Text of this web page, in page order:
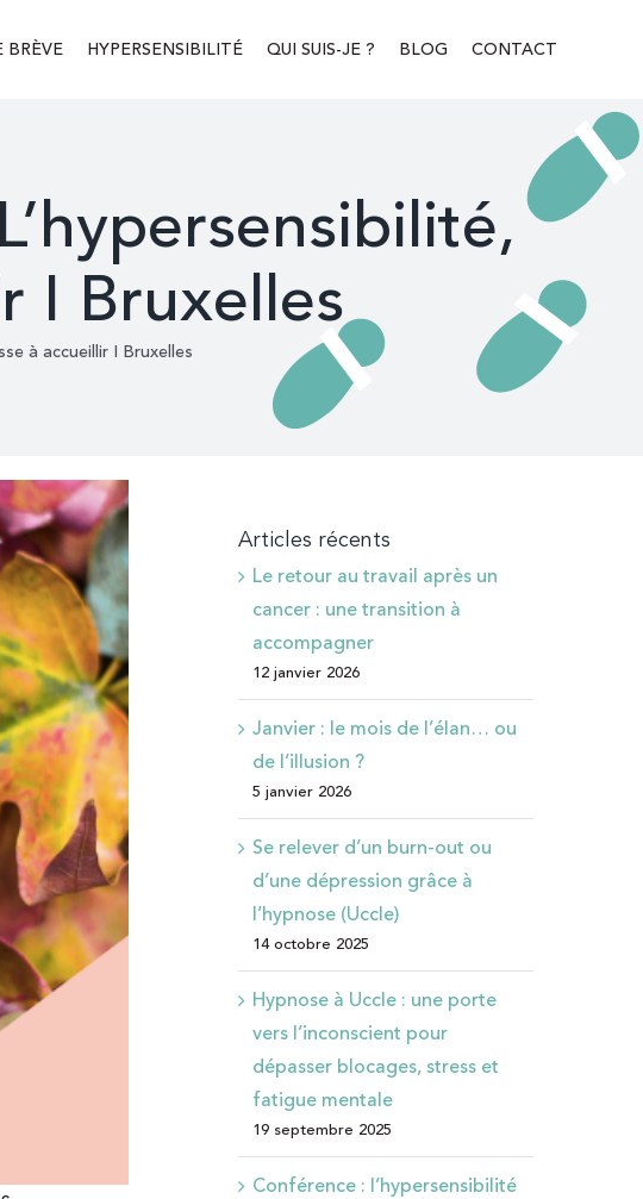
BRÈVE HYPERSENSIBILITÉ QUI SUIS-JE ? BLOG CONTACT
I Bruxelles
à accueillir I Bruxelles
Articles récents
Le retour au travail après un
cancer : une transition à
accompagner
12 janvier 2026
Janvier : le mois de l’élan… ou
de l’illusion ?
5 janvier 2026
Se relever d’un burn-out ou
d’une dépression grâce à
l’hypnose (Uccle)
14 octobre 2025
Hypnose à Uccle : une porte
vers l’inconscient pour
dépasser blocages, stress et
fatigue mentale
19 septembre 2025
Conférence : l’hypersensibilité